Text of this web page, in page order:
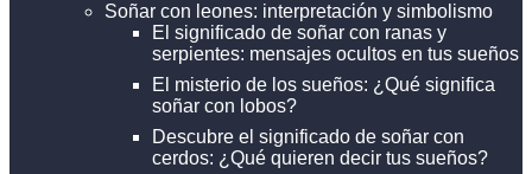
Soñar con leones: interpretación y simbolismo
El significado de soñar con ranas y
serpientes: mensajes ocultos en tus sueños
El misterio de los sueños: ¿Qué significa
soñar con lobos?
Descubre el significado de soñar con
cerdos: ¿Qué quieren decir tus sueños?